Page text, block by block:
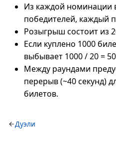
Из каждой номинации
победителей, каждый
Розыгрыш состоит из
Если куплено 1000
выбывает 1000 / 20 =
Между раундами
перерыв (~40 секунд)
билетов.
Дуэли